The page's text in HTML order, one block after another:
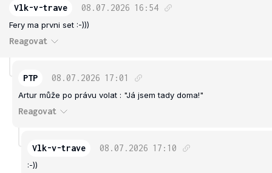
Vlk-v-trave 08.07.2026 16:54
Fery ma prvni set :-)))
Reagovat
PTP 08.07.2026 17:01
Artur může po právu volat : "Já jsem tady doma!"
Reagovat
Vlk-v-trave 08.07.2026 17:10
:-))